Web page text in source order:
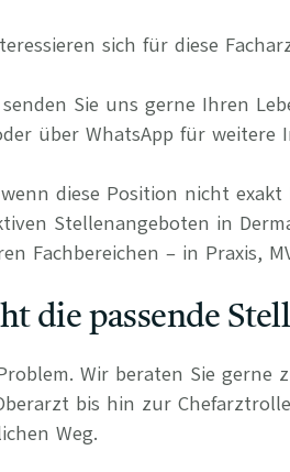
sich für diese
Sie uns gerne Ihren
über WhatsApp für weitere
diese Position nicht
Stellenangeboten in
Fachbereichen – in Praxis,
die passende
Wir beraten Sie gerne
bis hin zur
Weg.